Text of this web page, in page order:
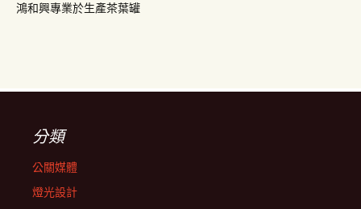
鴻和興專業於生產茶葉罐
分類
公關媒體
燈光設計